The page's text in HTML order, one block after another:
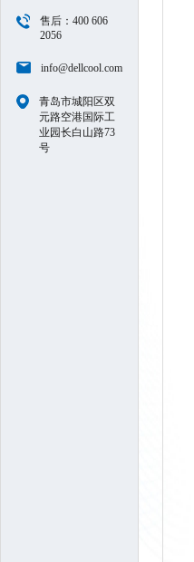
售后：400 606
2056
info@dellcool.com
青岛市城阳区双
元路空港国际工
业园长白山路73
号